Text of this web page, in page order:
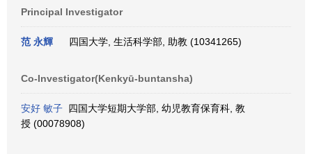
Principal Investigator
范 永輝 四国大学, 生活科学部, 助教 (10341265)
Co-Investigator(Kenkyū-buntansha)
安好 敏子 四国大学短期大学部, 幼児教育保育科, 教
授 (00078908)